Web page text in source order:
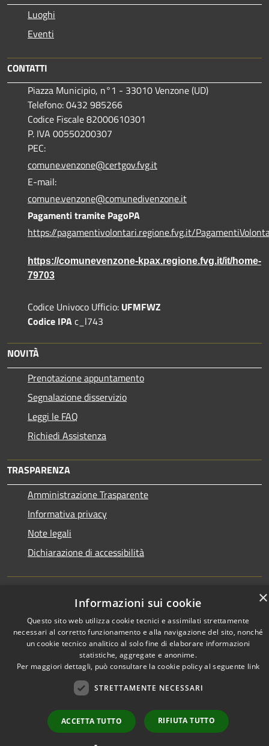
Luoghi
Eventi
CONTATTI
Piazza Municipio, n°1 - 33010 Venzone (UD)
Telefono: 0432 985266
Codice Fiscale 82000610301
P. IVA 00550200307
PEC:
comune.venzone@certgov.fvg.it
E-mail:
comune.venzone@comunedivenzone.it
Pagamenti tramite PagoPA
https://pagamentivolontari.regione.fvg.it/
https://comunevenzone-kpax.regione.fvg.it/it/home-
79703
Codice Univoco Ufficio: UFMFWZ
Codice IPAc_l743
NOVITÀ
Prenotazione appuntamento
Segnalazione disservizio
Leggi le FAQ
Richiedi Assistenza
TRASPARENZA
Amministrazione Trasparente
Informativa privacy
Note legali
Dichiarazione di accessibilità
Accessibility
Privacy
Sitemap
Powered by Municipium
Admin access
×
Informazioni sui cookie
Questo sito web utilizza cookie tecnici e assimilati strettamente
necessari al corretto funzionamento e alla navigazione del sito, nonché
un cookie tecnico analitico al solo fine di elaborare informazioni
statistiche, aggregate e anonime.
Per maggiori dettagli, può consultare la cookie policy al seguente link
STRETTAMENTE NECESSARI
ACCETTA TUTTO RIFIUTA TUTTO